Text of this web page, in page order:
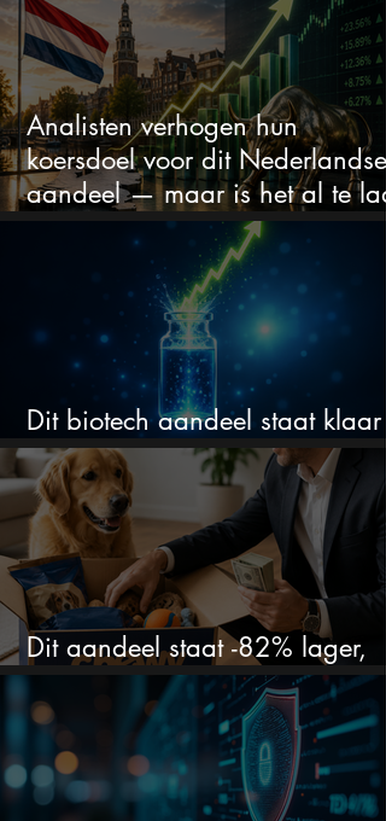
Analisten verhogen hun
koersdoel voor dit Nederlandse
aandeel — maar is het al te laat
om in te stappen?
Dit biotech aandeel staat klaar
voor een flinke rally
Dit aandeel staat -82% lager,
terwijl het bedrijf gewoon groeit